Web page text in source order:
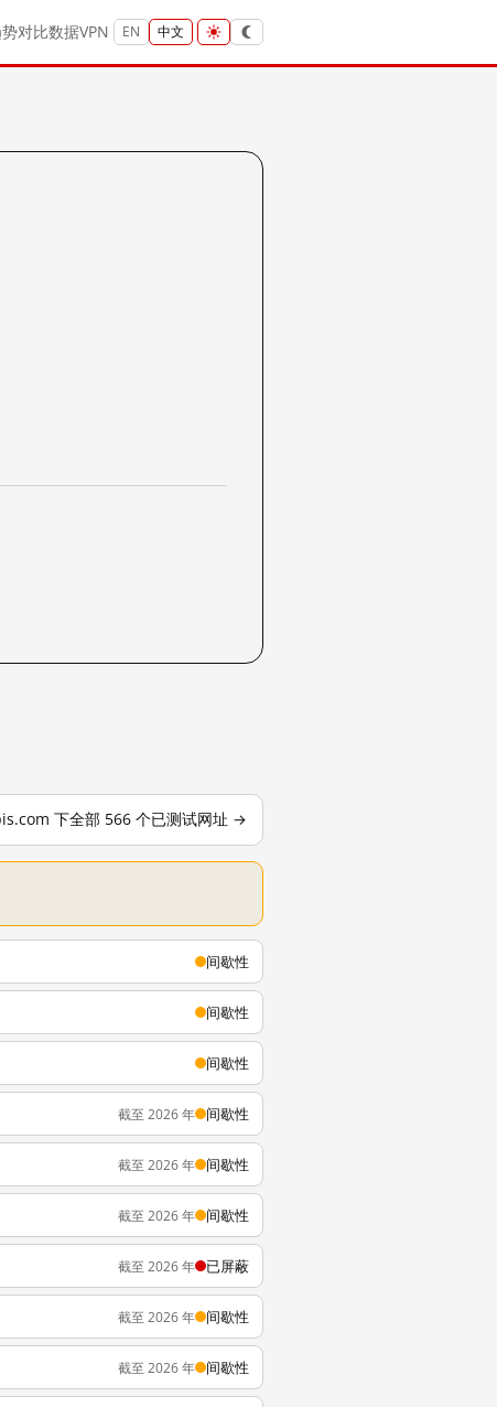
对比数据VPN EN 中文
下全部 566 个已测试网址 →
间歇性
间歇性
间歇性
截至 2026 年 间歇性
截至 2026 年 间歇性
截至 2026 年 间歇性
截至 2026 年 已屏蔽
截至 2026 年 间歇性
截至 2026 年 间歇性